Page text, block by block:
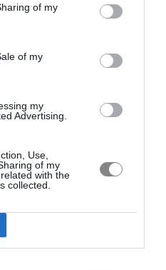
of my
of my
my
Advertising.
Use,
of my
with the
collected.